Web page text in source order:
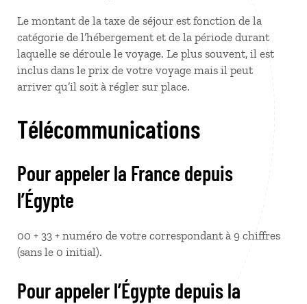
Le montant de la taxe de séjour est fonction de la
catégorie de l’hébergement et de la période durant
laquelle se déroule le voyage. Le plus souvent, il est
inclus dans le prix de votre voyage mais il peut
arriver qu’il soit à régler sur place.
Télécommunications
Pour appeler la France depuis
l’Égypte
00 + 33 + numéro de votre correspondant à 9 chiffres
(sans le 0 initial).
Pour appeler l’Égypte depuis la